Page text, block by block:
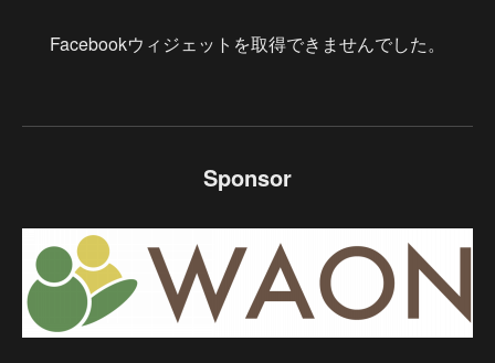
Facebookウィジェットを取得できませんでした。
Sponsor